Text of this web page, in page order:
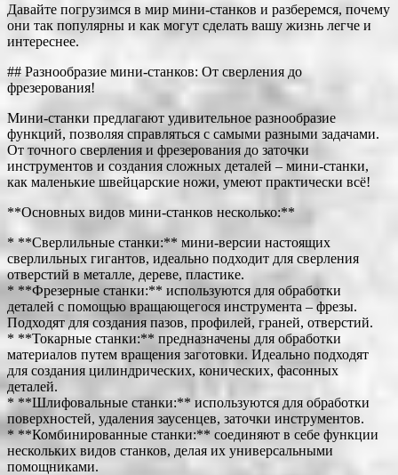
Давайте погрузимся в мир мини-станков и разберемся, почему
они так популярны и как могут сделать вашу жизнь легче и
интереснее.
## Разнообразие мини-станков: От сверления до
фрезерования!
Мини-станки предлагают удивительное разнообразие
функций, позволяя справляться с самыми разными задачами.
От точного сверления и фрезерования до заточки
инструментов и создания сложных деталей – мини-станки,
как маленькие швейцарские ножи, умеют практически всё!
**Основных видов мини-станков несколько:**
* **Сверлильные станки:** мини-версии настоящих
сверлильных гигантов, идеально подходит для сверления
отверстий в металле, дереве, пластике.
* **Фрезерные станки:** используются для обработки
деталей с помощью вращающегося инструмента – фрезы.
Подходят для создания пазов, профилей, граней, отверстий.
* **Токарные станки:** предназначены для обработки
материалов путем вращения заготовки. Идеально подходят
для создания цилиндрических, конических, фасонных
деталей.
* **Шлифовальные станки:** используются для обработки
поверхностей, удаления заусенцев, заточки инструментов.
* **Комбинированные станки:** соединяют в себе функции
нескольких видов станков, делая их универсальными
помощниками.